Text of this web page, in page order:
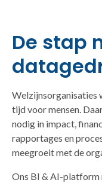
De stap
Welzijnsorganisaties
tijd voor mensen.
nodig in impact,
rapportages en
meegroeit met de
Ons BI & AI-platform